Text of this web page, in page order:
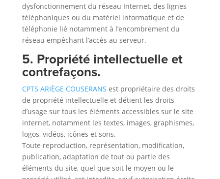
dysfonctionnement du réseau Internet, des lignes
téléphoniques ou du matériel informatique et de
téléphonie lié notamment à l’encombrement du
réseau empêchant l’accès au serveur.
5. Propriété intellectuelle et
contrefaçons.
CPTS ARIÈGE COUSERANS est propriétaire des droits
de propriété intellectuelle et détient les droits
d’usage sur tous les éléments accessibles sur le site
internet, notamment les textes, images, graphismes,
logos, vidéos, icônes et sons.
Toute reproduction, représentation, modification,
publication, adaptation de tout ou partie des
éléments du site, quel que soit le moyen ou le